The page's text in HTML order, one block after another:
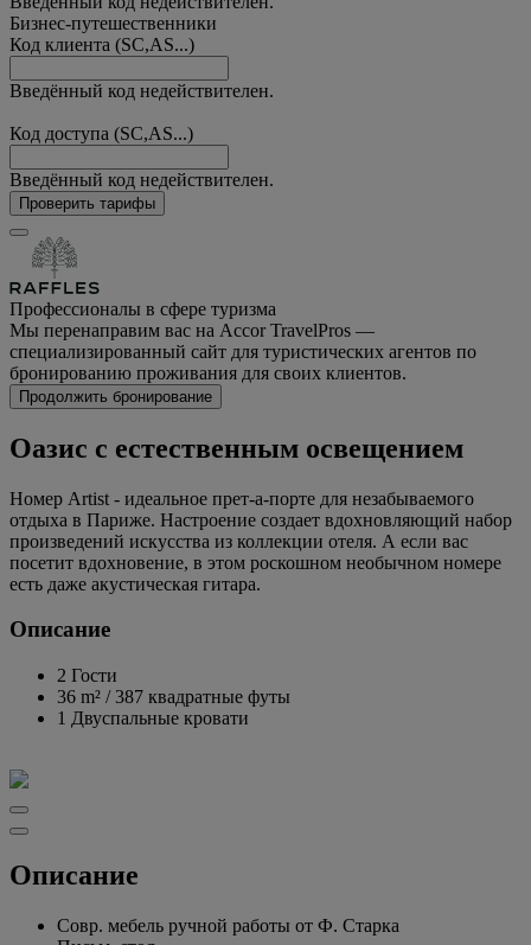
Бизнес-путешественники
Код клиента (SC,AS...)
Введённый код недействителен.
Код доступа (SC,AS...)
Введённый код недействителен.
Проверить тарифы
Профессионалы в сфере туризма
Мы перенаправим вас на Accor TravelPros —
специализированный сайт для туристических агентов по
бронированию проживания для своих клиентов.
Продолжить бронирование
Оазис с естественным освещением
Номер Artist - идеальное прет-а-порте для незабываемого
отдыха в Париже. Настроение создает вдохновляющий набор
произведений искусства из коллекции отеля. А если вас
посетит вдохновение, в этом роскошном необычном номере
есть даже акустическая гитара.
Описание
2 Гости
36 m² /387 квадратные футы
1 Двуспальные кровати
Описание
Совр. мебель ручной работы от Ф. Старка